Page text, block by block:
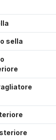
sella